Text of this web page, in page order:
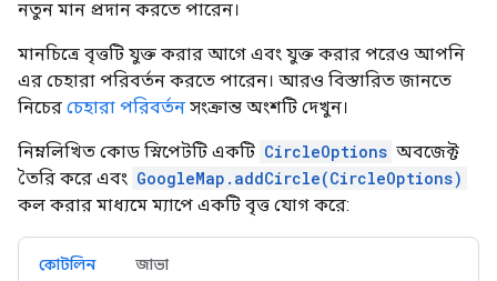
নতুন মান প্রদান করতে পারেন।
মানচিত্রে বৃত্তটি যুক্ত করার আগে এবং যুক্ত করার পরেও আপনি
এর চেহারা পরিবর্তন করতে পারেন। আরও বিস্তারিত জানতে
নিচের চেহারা পরিবর্তন সংক্রান্ত অংশটি দেখুন।
নিম্নলিখিত কোড স্নিপেটটি একটি CircleOptions অবজেক্ট
তৈরি করে এবং GoogleMap.addCircle(CircleOptions)
কল করার মাধ্যমে ম্যাপে একটি বৃত্ত যোগ করে:
কোটলিন জাভা